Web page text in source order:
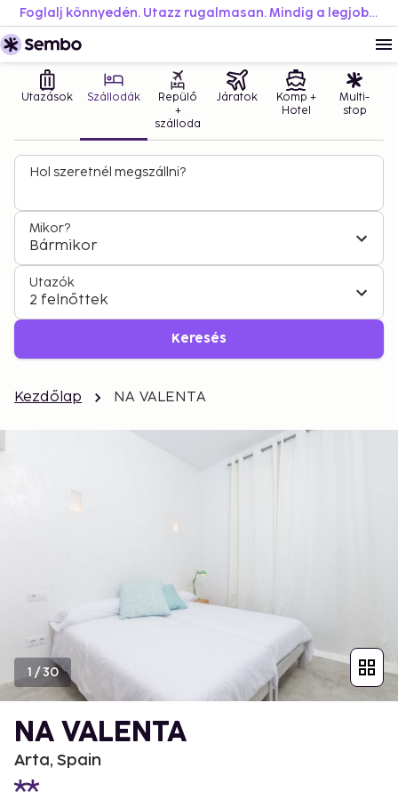
Foglalj könnyedén. Utazz rugalmasan. Mindig a legjobb áron.
Utazások Szállodák
Repülő
+
szálloda
Járatok
Komp +
Hotel
Multi-
stop
Hol szeretnél megszállni?
Mikor?
Bármikor
Utazók
2 felnőttek
Keresés
Kezdőlap NA VALENTA
1 /30
NA VALENTA
Arta, Spain